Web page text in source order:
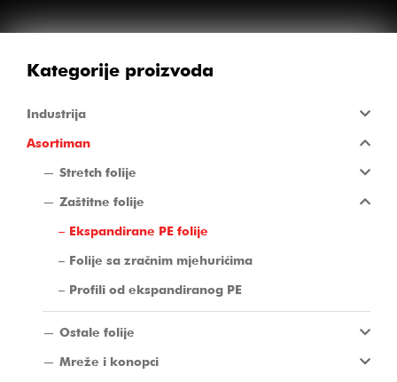
Kategorije proizvoda
Industrija
Asortiman
Stretch folije
Zaštitne folije
Ekspandirane PE folije
Folije sa zračnim mjehurićima
Profili od ekspandiranog PE
Ostale folije
Mreže i konopci